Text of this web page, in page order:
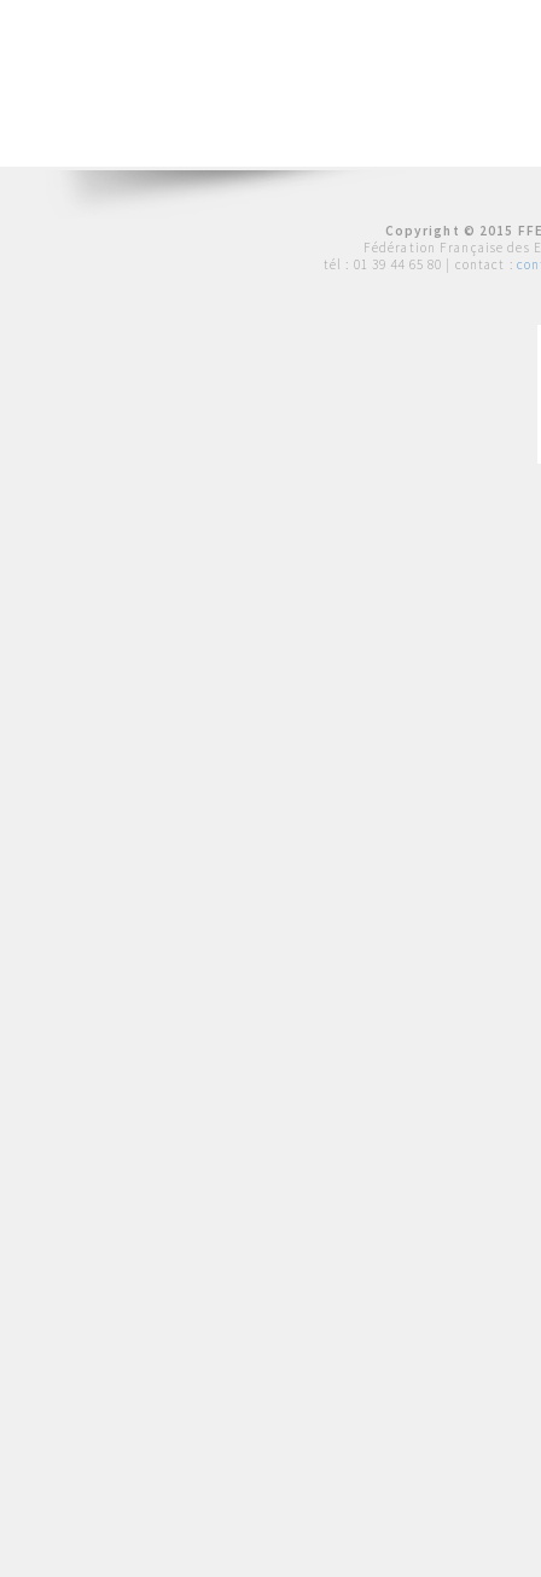
Copyright © 2015
Fédération Française des
tél : 01 39 44 65 80 | contact :